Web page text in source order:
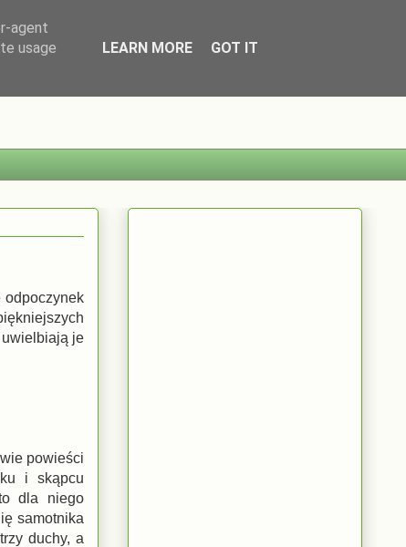
odpoczynek
je
powieści
i skąpcu
dla niego
samotnika
duchy, a
agent
usage
LEARN MORE GOT IT